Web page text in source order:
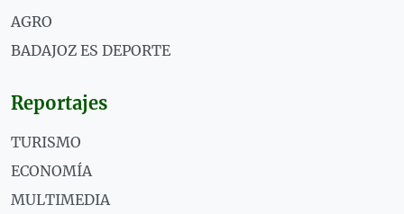
AGRO
BADAJOZ ES DEPORTE
Reportajes
TURISMO
ECONOMÍA
MULTIMEDIA